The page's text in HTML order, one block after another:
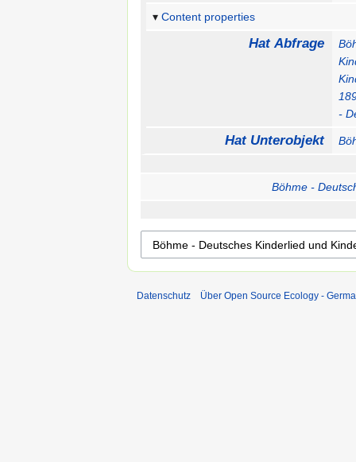
Content properties
Hat Abfrage
-
Hat Unterobjekt
Böhme -
Datenschutz Über Open Source Ecology -